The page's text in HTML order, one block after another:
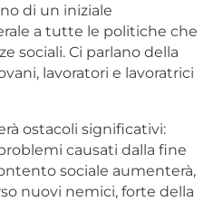
di un iniziale
a tutte le politiche che
sociali. Ci parlano della
lavoratori e lavoratrici
ostacoli significativi:
causati dalla fine
sociale aumenterà,
nuovi nemici, forte della